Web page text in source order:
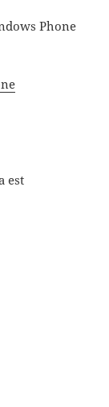
Phone
est